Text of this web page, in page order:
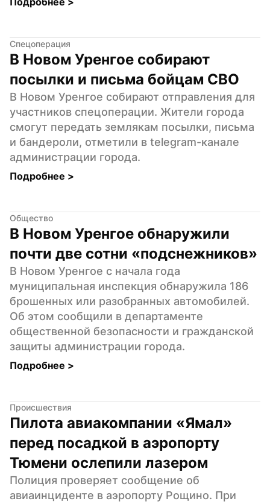
Спецоперация
В Новом Уренгое собирают
посылки и письма бойцам СВО
В Новом Уренгое собирают отправления для
участников спецоперации. Жители города
смогут передать землякам посылки, письма
и бандероли, отметили в telegram-канале
администрации города.
Подробнее >
Общество
В Новом Уренгое обнаружили
почти две сотни «подснежников»
В Новом Уренгое с начала года
муниципальная инспекция обнаружила 186
брошенных или разобранных автомобилей.
Об этом сообщили в департаменте
общественной безопасности и гражданской
защиты администрации города.
Подробнее >
Происшествия
Пилота авиакомпании «Ямал»
перед посадкой в аэропорту
Тюмени ослепили лазером
Полиция проверяет сообщение об
авиаинциденте в аэропорту Рощино. При